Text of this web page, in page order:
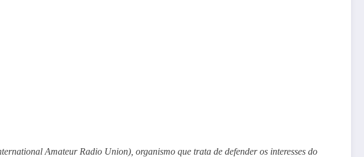
Amateur Radio Union), organismo que trata de defender os interesses do